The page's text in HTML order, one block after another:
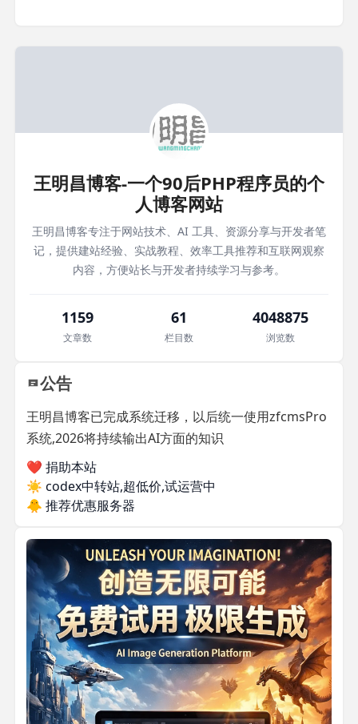
王明昌博客-一个90后PHP程序员的个
人博客网站
王明昌博客专注于网站技术、AI 工具、资源分享与开发者笔
记，提供建站经验、实战教程、效率工具推荐和互联网观察
内容，方便站长与开发者持续学习与参考。
1159
文章数
61
栏目数
4048875
浏览数
公告
王明昌博客已完成系统迁移，以后统一使用zfcmsPro
系统,2026将持续输出AI方面的知识
❤️ 捐助本站
☀️ codex中转站,超低价,试运营中
🐥 推荐优惠服务器